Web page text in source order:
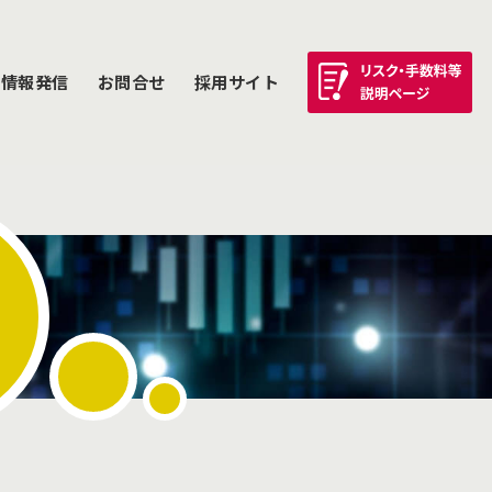
情報発信 お問合せ 採用サイト